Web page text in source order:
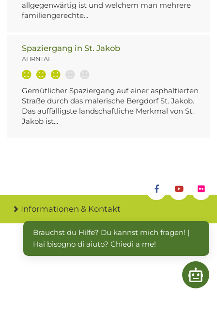
allgegenwärtig ist und welchem man mehrere
familiengerechte...
Spaziergang in St. Jakob
AHRNTAL
Gemütlicher Spaziergang auf einer asphaltierten
Straße durch das malerische Bergdorf St. Jakob.
Das auffälligste landschaftliche Merkmal von St.
Jakob ist...
Informationen & Kontakt
Open
Brauchst du Hilfe? Du kannst mich fragen! |
Hai bisogno di aiuto? Chiedi a me!